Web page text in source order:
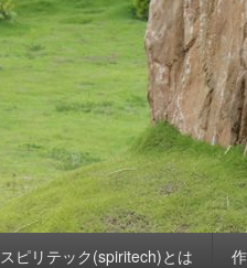
スピリテック(spiritech)とは